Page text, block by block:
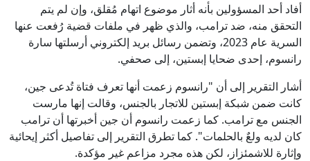
أفاد أحد المسؤولين بأنه أثار موضوع اتهام مُقلق، وإن لم يتم
التحقق منه، ضد ترامب، والذي ظهر في ملفات قضية رُفعت عنها
السرية عام 2023، وتضمن رسائل بريد إلكتروني أرسلتها سارة
رانسوم، إحدى ضحايا إبستين، إلى صحفي.
أشار التقرير إلى أن "رانسوم زعمت أنها تعرف فتاة تُدعى جين،
كانت ضمن شبكة إبستين للاتجار بالجنس، وقالت إنها مارست
الجنس مع ترامب. كما زعمت رانسوم أن جين أخبرتها أن ترامب
كان لديه ولعٌ بالحلمات". كما تطرق التقرير إلى تفاصيل أكثر إيحائية
وإثارة للاشمئزاز، لكن هذه مجرد مزاعم غير مؤكدة.